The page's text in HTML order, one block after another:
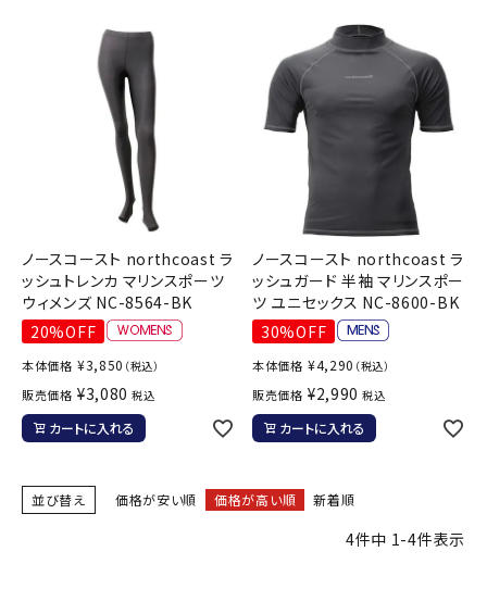
ノースコースト northcoast ラ
ッシュトレンカ マリンスポーツ
ウィメンズ NC-8564-BK
20%OFF
本体価格 ¥3,850 （税込）
販売価格 ¥3,080 税込
カートに入れる
ノースコースト northcoast ラ
ッシュガード 半袖 マリンスポー
ツ ユニセックス NC-8600-BK
30%OFF
本体価格 ¥4,290 （税込）
販売価格 ¥2,990 税込
カートに入れる
並び替え 価格が安い順 価格が高い順 新着順
4件中 1-4件表示